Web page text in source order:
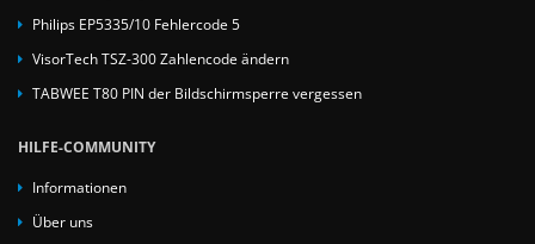
Philips EP5335/10 Fehlercode 5
VisorTech TSZ-300 Zahlencode ändern
TABWEE T80 PIN der Bildschirmsperre vergessen
HILFE-COMMUNITY
Informationen
Über uns